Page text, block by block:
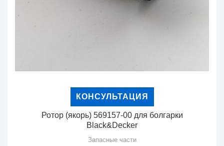
КОНСУЛЬТАЦИЯ
Ротор (якорь) 569157-00 для болгарки
Black&Decker
Запасные части